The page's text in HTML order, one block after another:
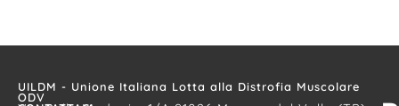
UILDM - Unione Italiana Lotta alla Distrofia Muscolare
ODV